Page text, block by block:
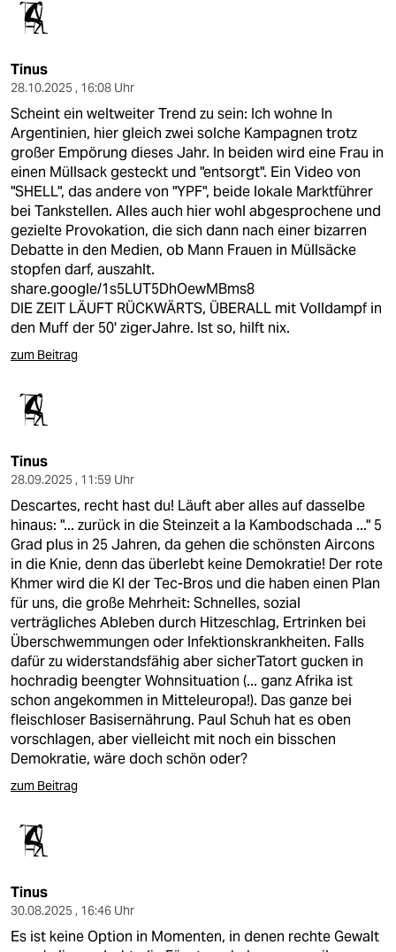
Tinus
28.10.2025 , 16:08 Uhr
Scheint ein weltweiter Trend zu sein: Ich wohne In
Argentinien, hier gleich zwei solche Kampagnen trotz
großer Empörung dieses Jahr. In beiden wird eine Frau in
einen Müllsack gesteckt und "entsorgt". Ein Video von
"SHELL", das andere von "YPF", beide lokale Marktführer
bei Tankstellen. Alles auch hier wohl abgesprochene und
gezielte Provokation, die sich dann nach einer bizarren
Debatte in den Medien, ob Mann Frauen in Müllsäcke
stopfen darf, auszahlt.
share.google/1s5LUT5DhOewMBms8
DIE ZEIT LÄUFT RÜCKWÄRTS, ÜBERALL mit Volldampf in
den Muff der 50' zigerJahre. Ist so, hilft nix.
zum Beitrag
Tinus
28.09.2025 , 11:59 Uhr
Descartes, recht hast du! Läuft aber alles auf dasselbe
hinaus: "... zurück in die Steinzeit a la Kambodschada ..." 5
Grad plus in 25 Jahren, da gehen die schönsten Aircons
in die Knie, denn das überlebt keine Demokratie! Der rote
Khmer wird die KI der Tec-Bros und die haben einen Plan
für uns, die große Mehrheit: Schnelles, sozial
verträgliches Ableben durch Hitzeschlag, Ertrinken bei
Überschwemmungen oder Infektionskrankheiten. Falls
dafür zu widerstandsfähig aber sicherTatort gucken in
hochradig beengter Wohnsituation (... ganz Afrika ist
schon angekommen in Mitteleuropa!). Das ganze bei
fleischloser Basisernährung. Paul Schuh hat es oben
vorschlagen, aber vielleicht mit noch ein bisschen
Demokratie, wäre doch schön oder?
zum Beitrag
Tinus
30.08.2025 , 16:46 Uhr
Es ist keine Option in Momenten, in denen rechte Gewalt